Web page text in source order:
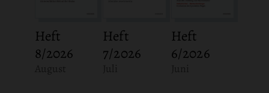
Heft
8/2026
Heft
7/2026
Heft
6/2026